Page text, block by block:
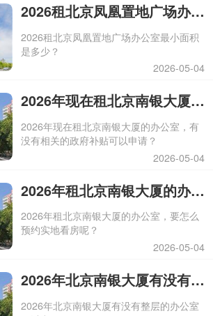
2026租北京凤凰置地广场办公室最小面积是多少？
2026租北京凤凰置地广场办公室最小面积
是多少？
2026-05-04
2026年现在租北京南银大厦的办公室，有没有相关的政府补贴可以申请？
2026年现在租北京南银大厦的办公室，有
没有相关的政府补贴可以申请？
2026-05-04
2026年租北京南银大厦的办公室，要怎么预约实地看房呢？
2026年租北京南银大厦的办公室，要怎么
预约实地看房呢？
2026-05-04
2026年北京南银大厦有没有整层的办公室可以出租？
2026年北京南银大厦有没有整层的办公室